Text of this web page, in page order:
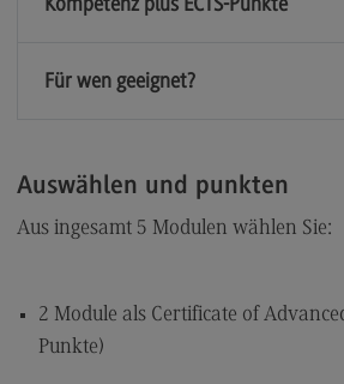
Für wen geeignet?
Auswählen und punkten
Aus ingesamt 5 Modulen wählen Sie:
2 Module als Certificate of
Punkte)